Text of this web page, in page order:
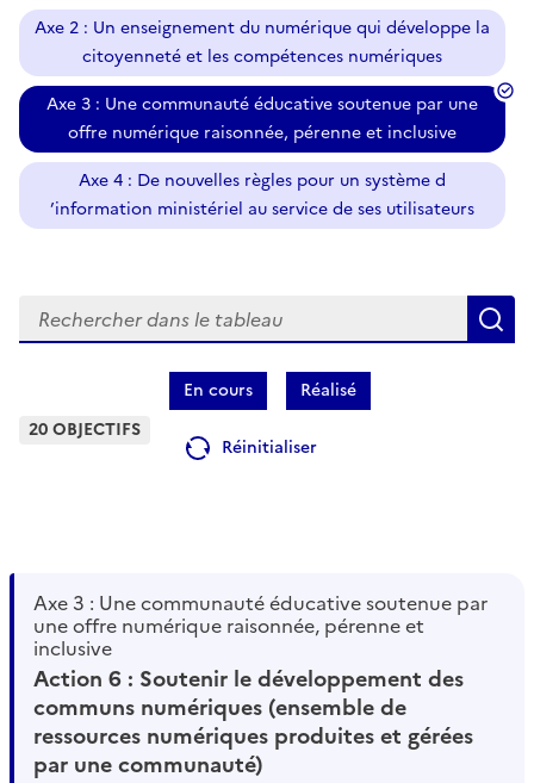
Axe 2 : Un enseignement du numérique qui développe la
citoyenneté et les compétences numériques
Axe 3 : Une communauté éducative soutenue par une
offre numérique raisonnée, pérenne et inclusive
Axe 4 : De nouvelles règles pour un système d
’information ministériel au service de ses utilisateurs
Rechercher
20 OBJECTIFS
En cours Réalisé
Réinitialiser
Axe 3 : Une communauté éducative soutenue par
une offre numérique raisonnée, pérenne et
inclusive
Action 6 : Soutenir le développement des
communs numériques (ensemble de
ressources numériques produites et gérées
par une communauté)